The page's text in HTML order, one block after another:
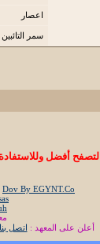
اعصار
سمر التائبين
لتصفح أفضل
Dov By EGYNT.Co
أعلن على المعهد : اتصل بنا